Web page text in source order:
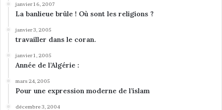
janvier 16, 2007
La banlieue brûle ! Où sont les religions ?
janvier 3, 2005
travailler dans le coran.
janvier 1, 2005
Année de l’Algérie :
mars 24, 2005
Pour une expression moderne de l’islam
décembre 3, 2004